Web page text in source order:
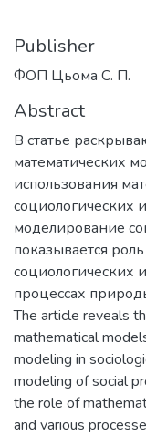
Publisher
ФОП Цьома С. П.
Abstract
В статье
математических
использования
социологических
моделирование
показывается
социологических
процессах
The article reveals
mathematical
modeling in
modeling of social
the role of
and various